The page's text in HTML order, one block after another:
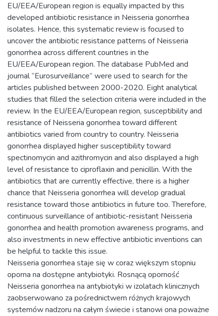
EU/EEA/European region is equally impacted by this
developed antibiotic resistance in Neisseria gonorrhea
isolates. Hence, this systematic review is focused to
uncover the antibiotic resistance patterns of Neisseria
gonorrhea across different countries in the
EU/EEA/European region. The database PubMed and
journal “Eurosurveillance” were used to search for the
articles published between 2000-2020. Eight analytical
studies that filled the selection criteria were included in the
review. In the EU/EEA/European region, susceptibility and
resistance of Neisseria gonorrhea toward different
antibiotics varied from country to country. Neisseria
gonorrhea displayed higher susceptibility toward
spectinomycin and azithromycin and also displayed a high
level of resistance to ciproflaxin and penicillin. With the
antibiotics that are currently effective, there is a higher
chance that Neisseria gonorrhea will develop gradual
resistance toward those antibiotics in future too. Therefore,
continuous surveillance of antibiotic-resistant Neisseria
gonorrhea and health promotion awareness programs, and
also investments in new effective antibiotic inventions can
be helpful to tackle this issue.
Neisseria gonorrhea staje się w coraz większym stopniu
oporna na dostępne antybiotyki. Rosnącą oporność
Neisseria gonorrhea na antybiotyki w izolatach klinicznych
zaobserwowano za pośrednictwem różnych krajowych
systemów nadzoru na całym świecie i stanowi ona poważne